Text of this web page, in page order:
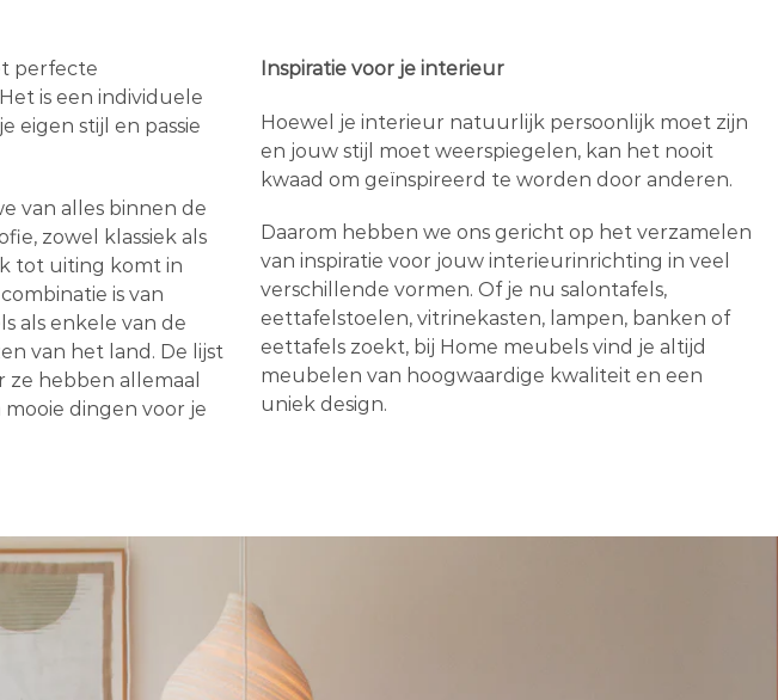
perfecte
is een individuele
eigen stijl en passie
van alles binnen de
zowel klassiek als
tot uiting komt in
is van
als enkele van de
van het land. De lijst
ze hebben allemaal
dingen voor je
Inspiratie voor je interieur
Hoewel je interieur natuurlijk persoonlijk moet zijn
en jouw stijl moet weerspiegelen, kan het nooit
kwaad om geïnspireerd te worden door anderen.
Daarom hebben we ons gericht op het verzamelen
van inspiratie voor jouw interieurinrichting in veel
verschillende vormen. Of je nu salontafels,
eettafelstoelen, vitrinekasten, lampen, banken of
eettafels zoekt, bij Home meubels vind je altijd
meubelen van hoogwaardige kwaliteit en een
uniek design.